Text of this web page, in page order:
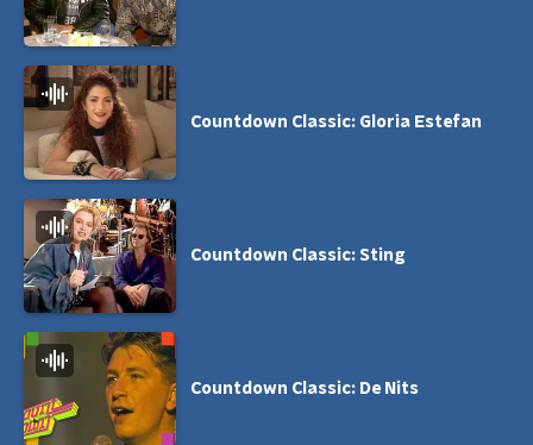
Countdown Classic: Gloria Estefan
Countdown Classic: Sting
Countdown Classic: De Nits